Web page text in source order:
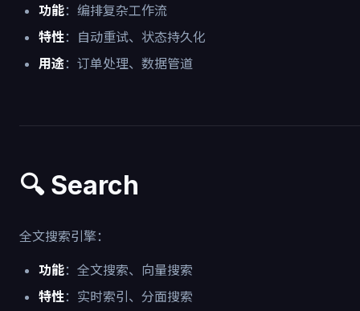
功能：编排复杂工作流
特性：自动重试、状态持久化
用途：订单处理、数据管道
🔍 Search
全文搜索引擎：
功能：全文搜索、向量搜索
特性：实时索引、分面搜索